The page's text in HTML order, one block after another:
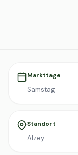
Markttage
Samstag
Standort
Alzey